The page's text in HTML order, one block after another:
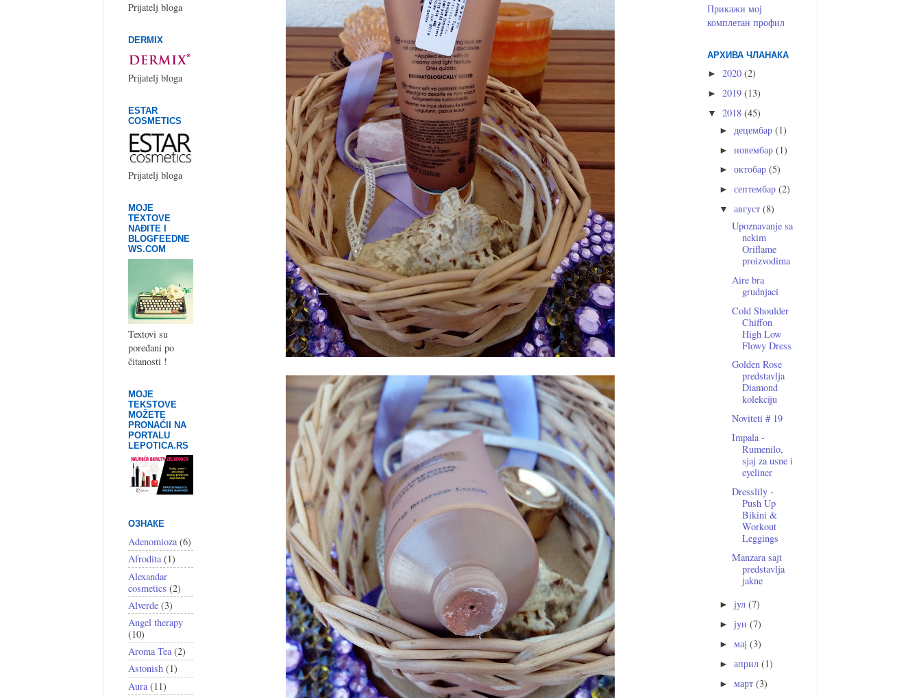
Prijatelj bloga
DERMIX
Prijatelj bloga
ESTAR
COSMETICS
Prijatelj bloga
MOJE
TEXTOVE
NAĐITE I
BLOGFEEDNE
WS.COM
Textovi su
poređani po
čitanosti !
MOJE
TEKSTOVE
MOŽETE
PRONAĆII NA
PORTALU
LEPOTICA.RS
ОЗНАКЕ
Adenomioza (6)
Afrodita (1)
Alexandar
cosmetics (2)
Alverde (3)
Angel therapy
(10)
Aroma Tea (2)
Astonish (1)
Aura (11)
Прикажи мој
комплетан профил
АРХИВА ЧЛАНАКА
► 2020 (2)
► 2019 (13)
▼ 2018 (45)
► децембар(1)
►новембар(1)
►октобар(5)
►септембар(2)
▼август(8)
Upoznavanje sa
nekim
Oriflame
proizvodima
Aire bra
grudnjaci
Cold Shoulder
Chiffon
High Low
Flowy Dress
Golden Rose
predstavlja
Diamond
kolekciju
Noviteti # 19
Impala -
Rumenilo,
sjaj za usne i
eyeliner
Dresslily -
Push Up
Bikini &
Workout
Leggings
Manzara sajt
predstavlja
jakne
►јул(7)
►јун(7)
►мај(3)
►април(1)
►март(3)